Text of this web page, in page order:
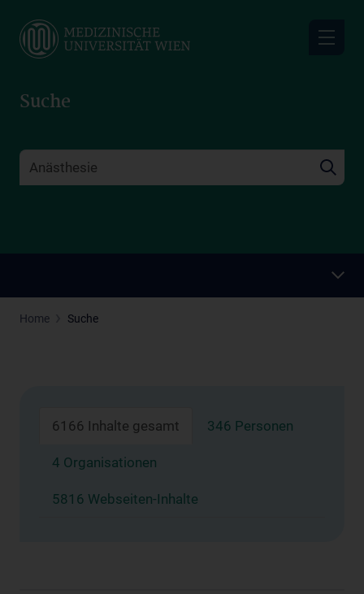
main
Suche
Home Suche
6166 Inhalte gesamt 346 Personen
4 Organisationen
5816 Webseiten-Inhalte